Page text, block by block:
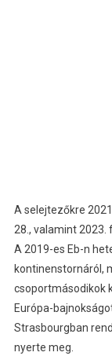
A selejtezőkre
28., valamint 2023.
A 2019-es Eb-n
kontinenstornáról,
csoportmásodikok
Európa-
Strasbourgban
nyerte meg.